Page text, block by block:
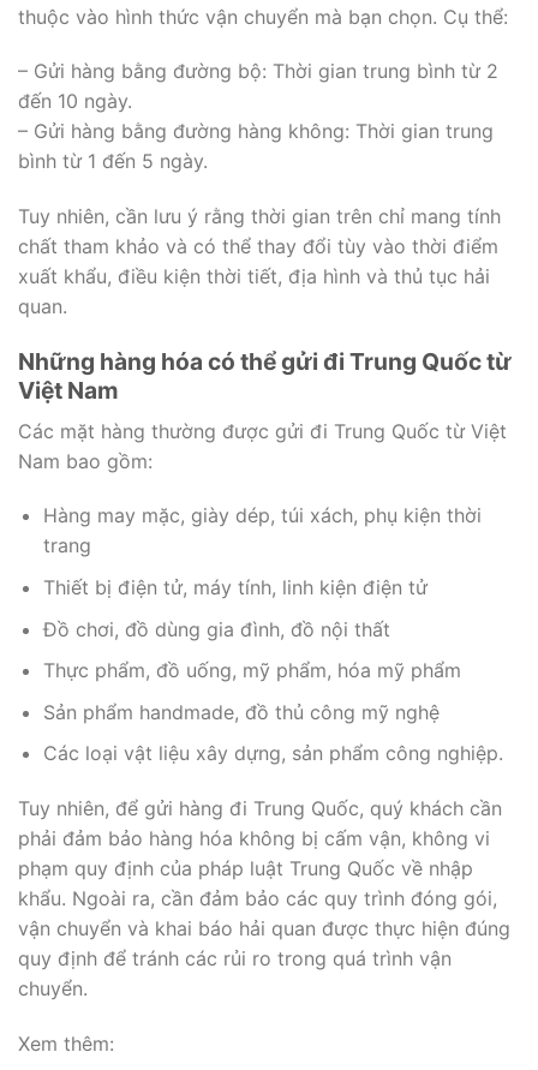
thuộc vào hình thức vận chuyển mà bạn chọn. Cụ thể:
– Gửi hàng bằng đường bộ: Thời gian trung bình từ 2
đến 10 ngày.
– Gửi hàng bằng đường hàng không: Thời gian trung
bình từ 1 đến 5 ngày.
Tuy nhiên, cần lưu ý rằng thời gian trên chỉ mang tính
chất tham khảo và có thể thay đổi tùy vào thời điểm
xuất khẩu, điều kiện thời tiết, địa hình và thủ tục hải
quan.
Những hàng hóa có thể gửi đi Trung Quốc từ
Việt Nam
Các mặt hàng thường được gửi đi Trung Quốc từ Việt
Nam bao gồm:
Hàng may mặc, giày dép, túi xách, phụ kiện thời
trang
Thiết bị điện tử, máy tính, linh kiện điện tử
Đồ chơi, đồ dùng gia đình, đồ nội thất
Thực phẩm, đồ uống, mỹ phẩm, hóa mỹ phẩm
Sản phẩm handmade, đồ thủ công mỹ nghệ
Các loại vật liệu xây dựng, sản phẩm công nghiệp.
Tuy nhiên, để gửi hàng đi Trung Quốc, quý khách cần
phải đảm bảo hàng hóa không bị cấm vận, không vi
phạm quy định của pháp luật Trung Quốc về nhập
khẩu. Ngoài ra, cần đảm bảo các quy trình đóng gói,
vận chuyển và khai báo hải quan được thực hiện đúng
quy định để tránh các rủi ro trong quá trình vận
chuyển.
Xem thêm: